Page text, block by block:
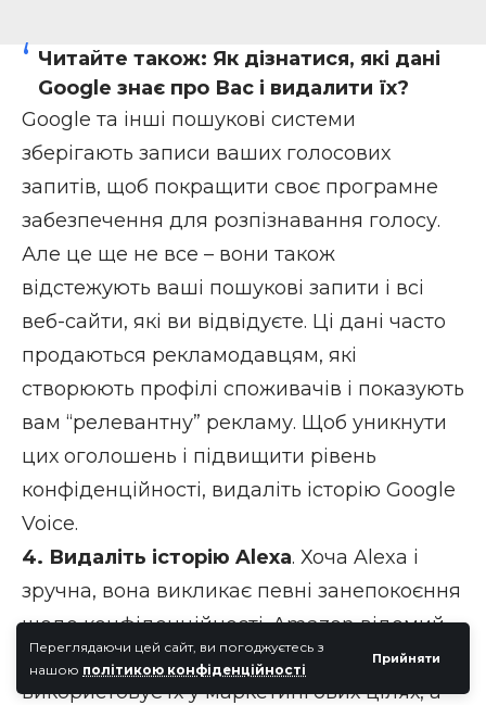
Переглядаючи цей сайт, ви погоджуєтесь з
нашою політикою конфіденційності
Прийняти
Читайте також: Як дізнатися, які дані
Google знає про Вас і видалити їх?
Google та інші пошукові системи
зберігають записи ваших голосових
запитів, щоб покращити своє програмне
забезпечення для розпізнавання голосу.
Але це ще не все – вони також
відстежують ваші пошукові запити і всі
веб-сайти, які ви відвідуєте. Ці дані часто
продаються рекламодавцям, які
створюють профілі споживачів і показують
вам “релевантну” рекламу. Щоб уникнути
цих оголошень і підвищити рівень
конфіденційності, видаліть історію Google
Voice.
4. Видаліть історію Alexa. Хоча Alexa і
зручна, вона викликає певні занепокоєння
щодо конфіденційності. Amazon відомий
тим, що збирає записи Alexa і
використовує їх у маркетингових цілях, а